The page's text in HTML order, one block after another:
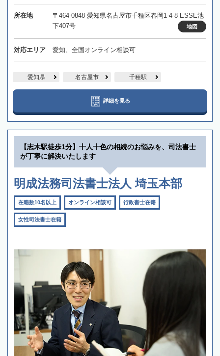
所在地
〒464-0848 愛知県名古屋市千種区春岡1-4-8 ESSE池
下407号
地図
対応エリア 愛知、全国オンライン相談可
愛知県 名古屋市 千種駅
詳細を見る
【志木駅徒歩1分】十人十色の相続のお悩みを、司法書士
が丁寧に解決いたします
明成法務司法書士法人 埼玉本部
在籍数10名以上 オンライン相談可 行政書士在籍
女性司法書士在籍